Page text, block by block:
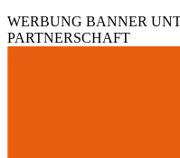
WERBUNG BANNER
PARTNERSCHAFT